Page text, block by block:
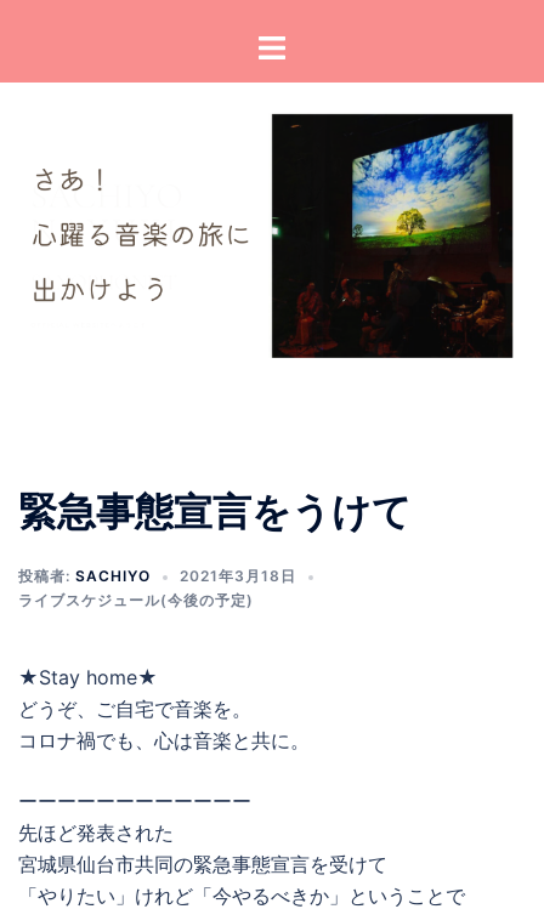
テ
ト
ー
緊急事態宣言をうけて
投稿者: SACHIYO
2021年3月18日
ライブスケジュール(今後の予定)
★Stay home★
どうぞ、ご自宅で音楽を。
コロナ禍でも、心は音楽と共に。
ーーーーーーーーーーーー
先ほど発表された
宮城県仙台市共同の緊急事態宣言を受けて
「やりたい」けれど「今やるべきか」ということで